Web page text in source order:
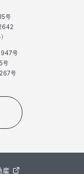
号
号
号
号
産